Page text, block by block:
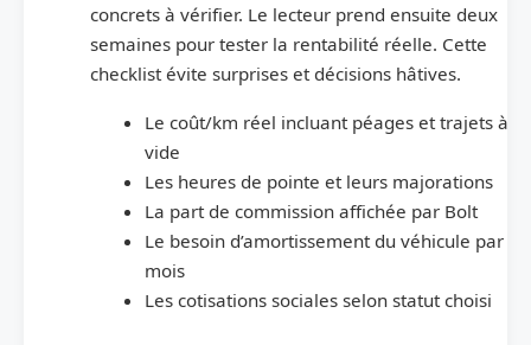
concrets à vérifier. Le lecteur prend ensuite deux
semaines pour tester la rentabilité réelle. Cette
checklist évite surprises et décisions hâtives.
Le coût/km réel incluant péages et trajets à
vide
Les heures de pointe et leurs majorations
La part de commission affichée par Bolt
Le besoin d’amortissement du véhicule par
mois
Les cotisations sociales selon statut choisi